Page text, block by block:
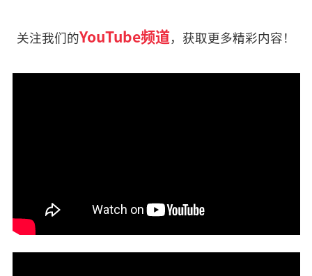
关注我们的YouTube频道，获取更多精彩内容！